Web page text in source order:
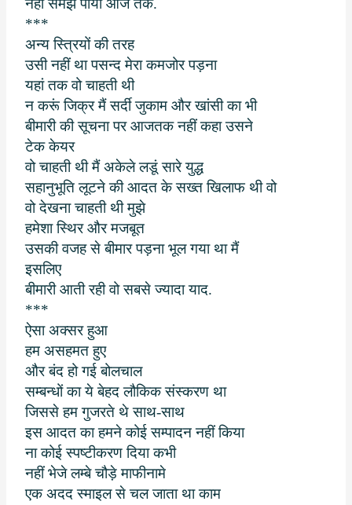
नहीं समझ पाया आज तक.
***
अन्य स्त्रियों की तरह
उसी नहीं था पसन्द मेरा कमजोर पड़ना
यहां तक वो चाहती थी
न करूं जिक्र मैं सर्दी जुकाम और खांसी का भी
बीमारी की सूचना पर आजतक नहीं कहा उसने
टेक केयर
वो चाहती थी मैं अकेले लडूं सारे युद्ध
सहानुभूति लूटने की आदत के सख्त खिलाफ थी वो
वो देखना चाहती थी मुझे
हमेशा स्थिर और मजबूत
उसकी वजह से बीमार पड़ना भूल गया था मैं
इसलिए
बीमारी आती रही वो सबसे ज्यादा याद.
***
ऐसा अक्सर हुआ
हम असहमत हुए
और बंद हो गई बोलचाल
सम्बन्धों का ये बेहद लौकिक संस्करण था
जिससे हम गुजरते थे साथ-साथ
इस आदत का हमने कोई सम्पादन नहीं किया
ना कोई स्पष्टीकरण दिया कभी
नहीं भेजे लम्बे चौड़े माफीनामे
एक अदद स्माइल से चल जाता था काम